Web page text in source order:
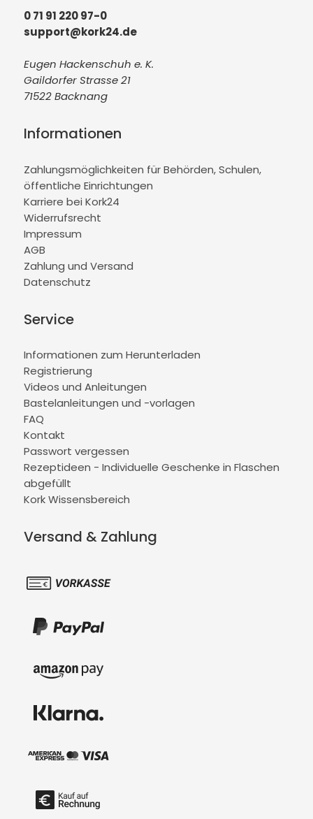
0 71 91 220 97-0
support@kork24.de
Eugen Hackenschuh e. K.
Gaildorfer Strasse 21
71522 Backnang
Informationen
Zahlungsmöglichkeiten für Behörden, Schulen,
öffentliche Einrichtungen
Karriere bei Kork24
Widerrufsrecht
Impressum
AGB
Zahlung und Versand
Datenschutz
Service
Informationen zum Herunterladen
Registrierung
Videos und Anleitungen
Bastelanleitungen und -vorlagen
FAQ
Kontakt
Passwort vergessen
Rezeptideen - Individuelle Geschenke in Flaschen
abgefüllt
Kork Wissensbereich
Versand & Zahlung